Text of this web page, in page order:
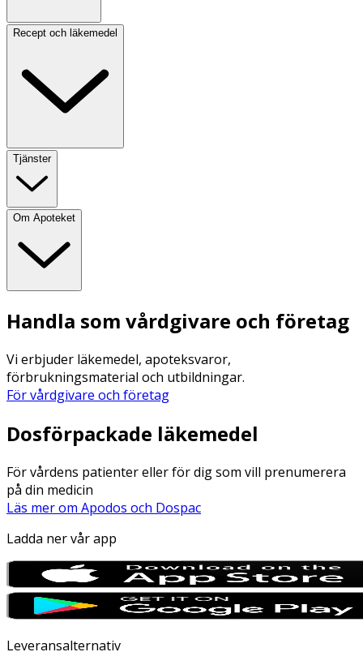
Recept och läkemedel
Tjänster
Om Apoteket
Handla som vårdgivare och företag
Vi erbjuder läkemedel, apoteksvaror,
förbrukningsmaterial och utbildningar.
För vårdgivare och företag
Dosförpackade läkemedel
För vårdens patienter eller för dig som vill prenumerera
på din medicin
Läs mer om Apodos och Dospac
Ladda ner vår app
Leveransalternativ